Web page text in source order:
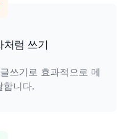
처럼 쓰기
쓰기로 효과적으로 메
합니다.